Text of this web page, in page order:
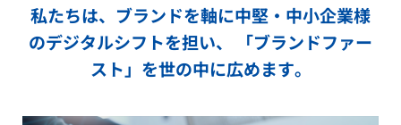
私たちは、ブランドを軸に中堅・中小企業様
のデジタルシフトを担い、
「ブランドファー
スト」を世の中に広めます。